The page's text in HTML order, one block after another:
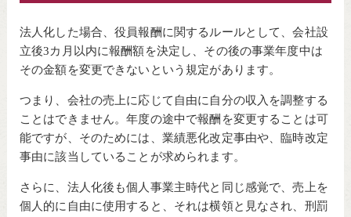
法人化した場合、役員報酬に関するルールとして、会社設
立後3カ月以内に報酬額を決定し、その後の事業年度中は
その金額を変更できないという規定があります。
つまり、会社の売上に応じて自由に自分の収入を調整する
ことはできません。年度の途中で報酬を変更することは可
能ですが、そのためには、業績悪化改定事由や、臨時改定
事由に該当していることが求められます。
さらに、法人化後も個人事業主時代と同じ感覚で、売上を
個人的に自由に使用すると、それは横領と見なされ、刑罰